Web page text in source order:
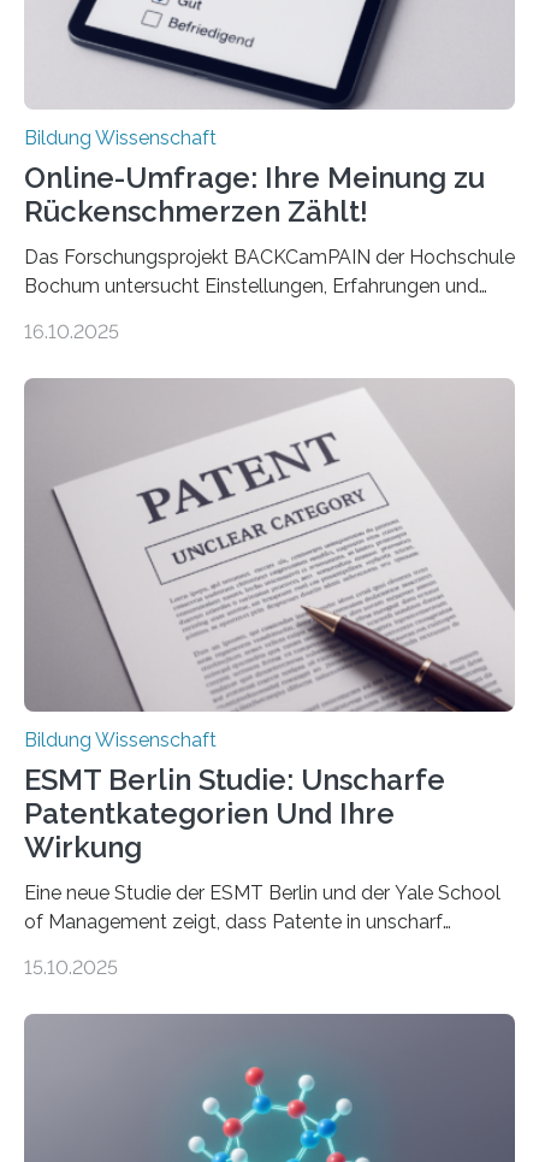
Bildung Wissenschaft
Online-Umfrage: Ihre Meinung zu
Rückenschmerzen Zählt!
Das Forschungsprojekt BACKCamPAIN der Hochschule
Bochum untersucht Einstellungen, Erfahrungen und
gehören zu den häufigsten gesundheitlichen
Rückenschmerzen denken und welche Erfahrungen sie
damit gemacht haben, kann entscheidend
beeinflussen, wie Schmerzen verlaufen und welche
Therapien wirken. Diese individuellen Überzeugungen
stehen im Mittelpunkt einer aktuellen Studie der
Hochschule Bochum. Im Rahmen des
Promotionsprojekts „BACKCamPAIN“ führt die
Doktorandin Deborah Jost (Hochschule Bochum,
Promotionskolleg NRW) derzeit eine Online-Umfrage
durch. Ziel ist es, herauszufinden,…
16.10.2025
Bildung Wissenschaft
ESMT Berlin Studie: Unscharfe
Patentkategorien Und Ihre
Wirkung
Eine neue Studie der ESMT Berlin und der Yale School
of Management zeigt, dass Patente in unscharf
häufiger zu bahnbrechenden Innovationen führen und
Erfindungen entstehen besonders dann, wenn
Wissenskategorien verschwimmen. Das zeigt neue
Forschung von Gianluca Carnabuci, Professor of
Organizational Behavior an der ESMT Berlin, und
15.10.2025